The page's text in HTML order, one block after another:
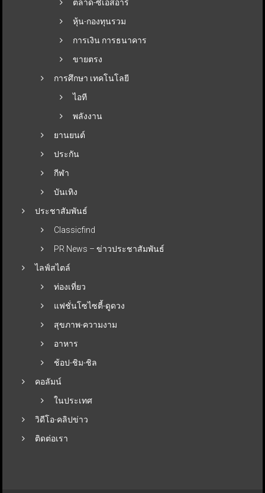
ตลาด-ซีเอสอาร์
หุ้น-กองทุนรวม
การเงิน การธนาคาร
ขายตรง
การศึกษา เทคโนโลยี
ไอที
พลังงาน
ยานยนต์
ประกัน
กีฬา
บันเทิง
ประชาสัมพันธ์
Classicfind
PR News – ข่าวประชาสัมพันธ์
ไลฟ์สไตล์
ท่องเที่ยว
แฟชั่นโซไซตี้-ดูดวง
สุขภาพ-ความงาม
อาหาร
ช้อป-ชิม-ชิล
คอลัมน์
ในประเทศ
วิดีโอ-คลิปข่าว
ติดต่อเรา